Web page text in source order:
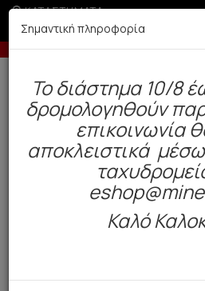
ΚΑΤΑΣΤΗΜΑΤΑ
-5%
Δωρεάν αποστολή άνω των 49€.
Ανδρας Ρούχα Παντελόνια /
Σημαντική πληροφορία
To διάστημα 10/8
δρομολογηθούν
επικοινωνία
αποκλειστικά
Καλό